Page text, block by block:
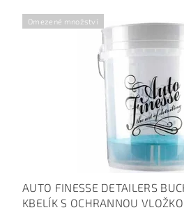
Omezené množství
AUTO FINESSE DETAILERS
KBELÍK S OCHRANNOU